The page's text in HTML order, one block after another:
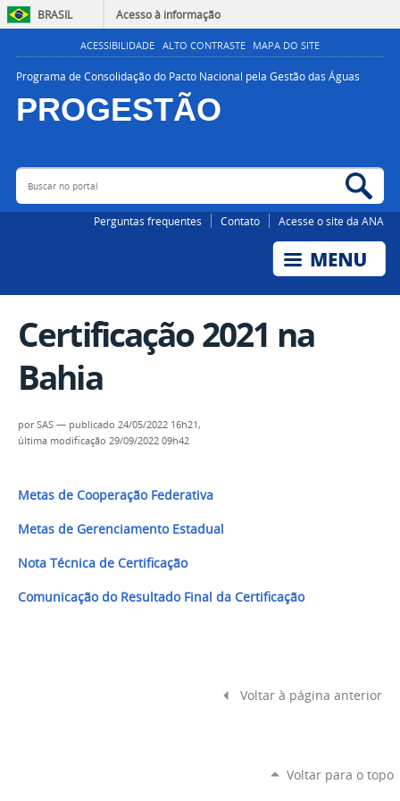
BRASIL Acesso à informação
ACESSIBILIDADE ALTO CONTRASTE MAPA DO SITE
Programa de Consolidação do Pacto Nacional pela Gestão das Águas
PROGESTÃO
AGÊNCIA NACIONAL DE ÁGUAS E SANEAMENTO BÁSICO
Buscar no portal
Perguntas frequentes Contato Acesse o site da ANA
Certificação 2021 na
Bahia
porSAS — publicado 24/05/2022 16h21,
última modificação 29/09/2022 09h42
Metas de Cooperação Federativa
Metas de Gerenciamento Estadual
Nota Técnica de Certificação
Comunicação do Resultado Final da Certificação
Voltar à página anterior
Voltar para o topo